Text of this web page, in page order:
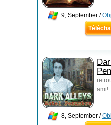
9, September /
ami!
8, September /